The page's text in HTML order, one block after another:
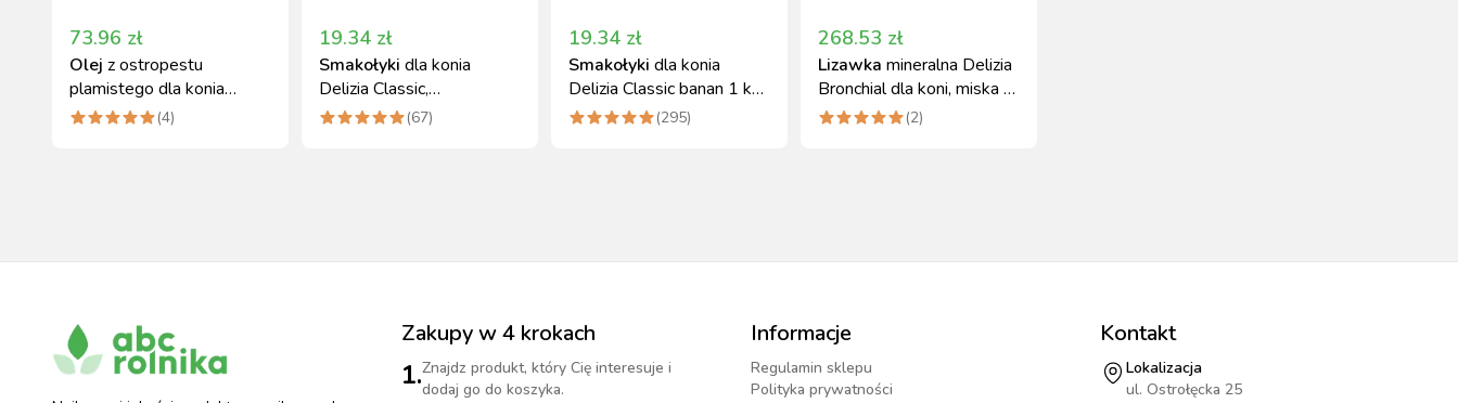
73.96 zł
Olej z ostropestu
plamistego dla konia
Delizia, 1000 ml
(4)
19.34 zł
Smakołyki dla konia
Delizia Classic,
wanilia/czereśnia, 1 kg
(67)
19.34 zł
Smakołyki dla konia
Delizia Classic banan 1 kg
Kerbl
(295)
268.53 zł
Lizawka mineralna Delizia
Bronchial dla koni, miska 6
kg
(2)
Zakupy w 4 krokach
1.Znajdz produkt, który Cię interesuje i
dodaj go do koszyka.
Informacje
Regulamin sklepu
Polityka prywatności
Kontakt
Lokalizacja
ul. Ostrołęcka 25